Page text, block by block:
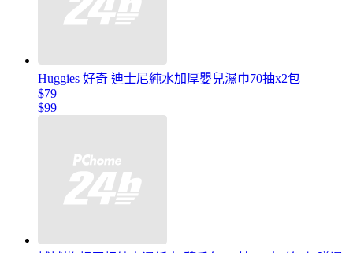
Huggies 好奇 迪士尼純水加厚嬰兒濕巾70抽x2包
$79
$99